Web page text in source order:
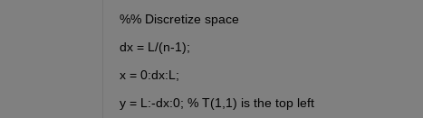
%% Discretize space
dx = L/(n-1);
x = 0:dx:L;
y = L:-dx:0; % T(1,1) is the top left